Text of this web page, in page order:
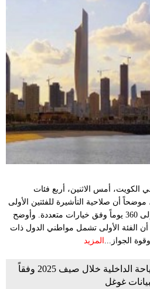
أمس الاثنين، أربع فئات
موضحاً أن صلاحية التأشيرة للفئتين الأولى
والثانية تبدأ من 30 يوماً وتصل إلى 360 يوماً وفق خيارات متعددة. وأوضح
أن الفئة الأولى تشمل مواطني الدول ذات
الجواز...
المزيد
السعوديون يفضلون السياحة الداخلية خلال صيف 2025 وفقاً
غوغل